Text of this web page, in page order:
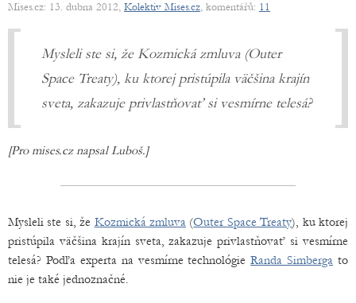
Mises.cz: 13. dubna 2012, Kolektiv Mises.cz, komentářů: 11
Mysleli ste si, že Kozmická zmluva (Outer
Space Treaty), ku ktorej pristúpila väčšina krajín
sveta, zakazuje privlastňovať si vesmírne telesá?
[Pro mises.cz napsal Luboš.]
Mysleli ste si, že Kozmická zmluva (Outer Space Treaty), ku ktorej
pristúpila väčšina krajín sveta, zakazuje privlastňovať si vesmírne
telesá? Podľa experta na vesmírne technológieRanda Simberga to
nie je také jednoznačné.